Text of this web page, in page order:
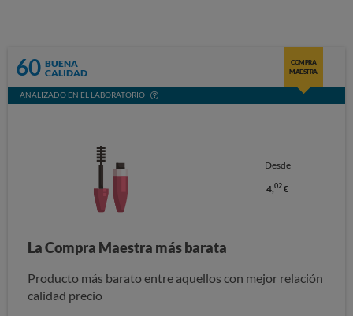
60 BUENA
CALIDAD
COMPRA
MAESTRA
ANALIZADO EN EL LABORATORIO
Desde
4,02 €
La Compra Maestra más barata
Producto más barato entre aquellos con mejor relación
calidad precio